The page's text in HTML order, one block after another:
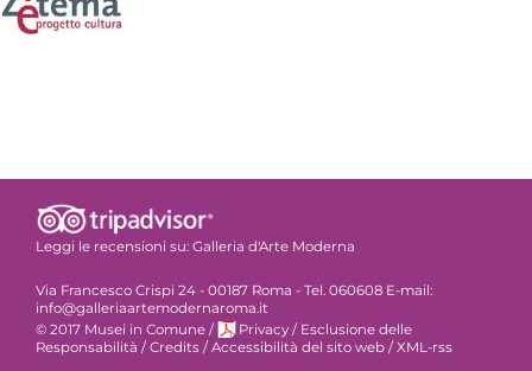
Leggi le recensioni su: Galleria d'Arte Moderna
Via Francesco Crispi 24 - 00187 Roma - Tel. 060608 E-mail:
info@galleriaartemodernaroma.it
© 2017 Musei in Comune / Privacy / Esclusione delle
Responsabilità / Credits / Accessibilità del sito web / XML-rss